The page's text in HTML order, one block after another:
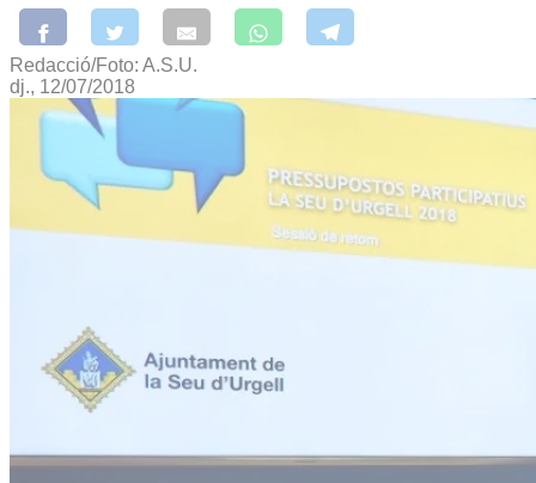
Redacció/Foto: A.S.U.
dj., 12/07/2018